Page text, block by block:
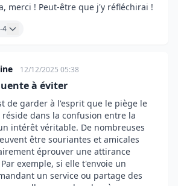
merci ! Peut-être que j'y réfléchirai !
-4
12/12/2025 05:38
à éviter
de garder à l'esprit que le piège le
dans la confusion entre la
intérêt véritable. De nombreuses
être souriantes et amicales
éprouver une attirance
exemple, si elle t'envoie un
un service ou partage des